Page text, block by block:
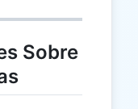
Sobre